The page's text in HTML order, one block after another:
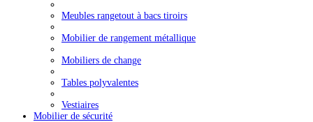
Meubles rangetout à bacs tiroirs
Mobilier de rangement métallique
Mobiliers de change
Tables polyvalentes
Vestiaires
Mobilier de sécurité